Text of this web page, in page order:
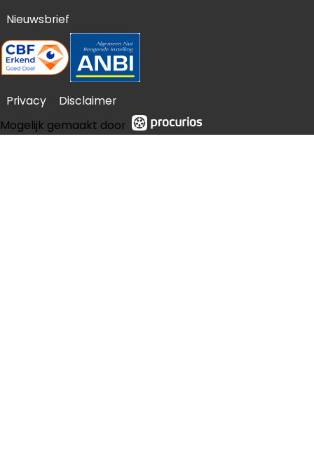
Nieuwsbrief
Privacy
Disclaimer
Mogelijk gemaakt door